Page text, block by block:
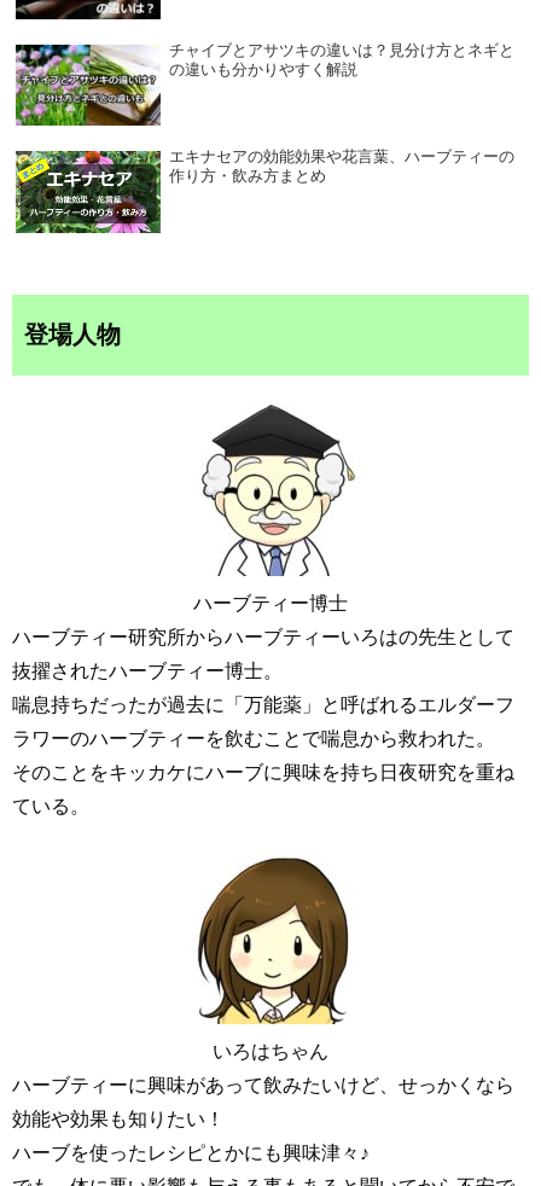
チャイブとアサツキの違いは？見分け方とネギと
の違いも分かりやすく解説
エキナセアの効能効果や花言葉、ハーブティーの
作り方・飲み方まとめ
登場人物
ハーブティー博士
ハーブティー研究所からハーブティーいろはの先生として
抜擢されたハーブティー博士。
喘息持ちだったが過去に「万能薬」と呼ばれるエルダーフ
ラワーのハーブティーを飲むことで喘息から救われた。
そのことをキッカケにハーブに興味を持ち日夜研究を重ね
ている。
いろはちゃん
ハーブティーに興味があって飲みたいけど、せっかくなら
効能や効果も知りたい！
ハーブを使ったレシピとかにも興味津々♪